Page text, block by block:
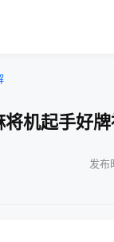
机起手好
发布